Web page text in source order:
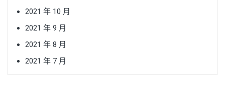
2021 年 10 月
2021 年 9 月
2021 年 8 月
2021 年 7 月